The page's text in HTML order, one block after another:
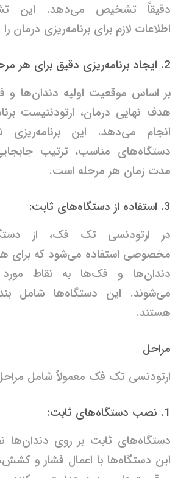
دقیقاً تشخیص می‌دهد. این
اطلاعات لازم برای برنامه‌ریزی درمان
2. ایجاد برنامه‌ریزی دقیق برای هر مرحله:
بر اساس موقعیت اولیه دندان‌ها
هدف نهایی درمان، ارتودنتیست
انجام می‌دهد. این برنامه‌ریزی
دستگاه‌های مناسب، ترتیب
مدت زمان هر مرحله است.
3. استفاده از دستگاه‌های ثابت:
در ارتودنسی تک فک، از
مخصوصی استفاده می‌شود که برای
دندان‌ها و فک‌ها به نقاط مورد
می‌شوند. این دستگاه‌ها شامل
هستند.
مراحل
ارتودنسی تک فک معمولاً شامل
1. نصب دستگاه‌های ثابت:
دستگاه‌های ثابت بر روی
این دستگاه‌ها با اعمال فشار و